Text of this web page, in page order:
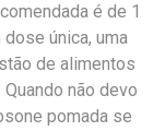
é de 1
única, uma
de alimentos
não devo
pomada se